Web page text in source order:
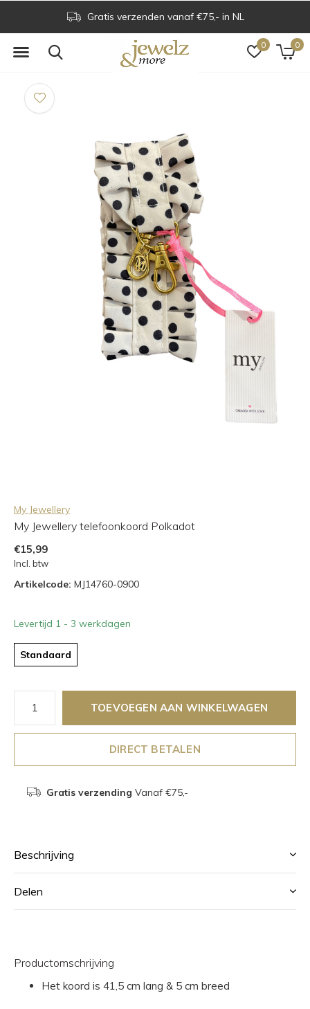
0 0
Gratis verzenden vanaf €75,- in NL
My Jewellery
My Jewellery telefoonkoord Polkadot
€15,99
Incl. btw
Artikelcode: MJ14760-0900
Levertijd 1 - 3 werkdagen
Standaard
TOEVOEGEN AAN WINKELWAGEN
DIRECT BETALEN
Gratis verzending Vanaf €75,-
Beschrijving
Delen
Productomschrijving
Het koord is 41,5 cm lang & 5 cm breed